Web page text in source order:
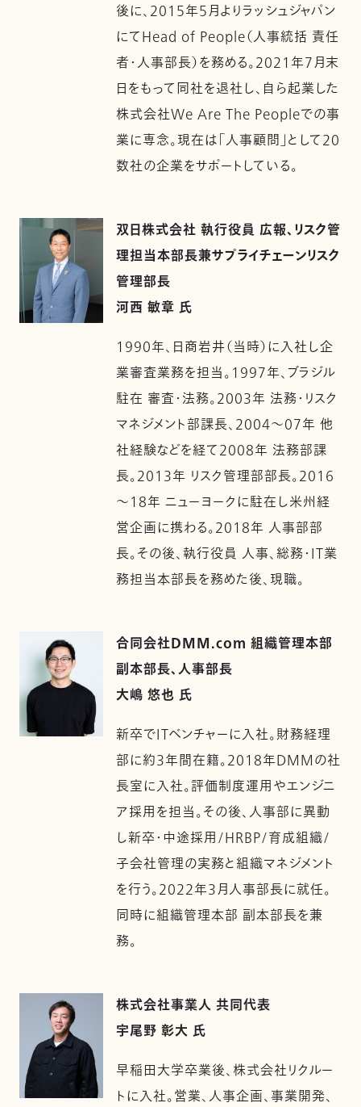
後に、2015年5月よりラッシュジャパン
にてHead of People（人事統括 責任
者・人事部長）を務める。2021年7月末
日をもって同社を退社し、自ら起業した
株式会社We Are The Peopleでの事
業に専念。現在は「人事顧問」として20
数社の企業をサポートしている。
双日株式会社 執行役員 広報、リスク管
理担当本部長兼サプライチェーンリスク
管理部長
河西 敏章 氏
1990年、日商岩井（当時）に入社し企
業審査業務を担当。1997年、ブラジル
駐在 審査・法務。2003年 法務・リスク
マネジメント部課長、2004～07年 他
社経験などを経て2008年 法務部課
長。2013年 リスク管理部部長。2016
～18年 ニューヨークに駐在し米州経
営企画に携わる。2018年 人事部部
長。その後、執行役員 人事、総務・IT業
務担当本部長を務めた後、現職。
合同会社DMM.com 組織管理本部
副本部長、人事部長
大嶋 悠也 氏
新卒でITベンチャーに入社。財務経理
部に約3年間在籍。2018年DMMの社
長室に入社。評価制度運用やエンジニ
ア採用を担当。その後、人事部に異動
し新卒・中途採用/HRBP/育成組織/
子会社管理の実務と組織マネジメント
を行う。2022年3月人事部長に就任。
同時に組織管理本部 副本部長を兼
務。
株式会社事業人 共同代表
宇尾野 彰大 氏
早稲田大学卒業後、株式会社リクルー
トに入社。営業、人事企画、事業開発、